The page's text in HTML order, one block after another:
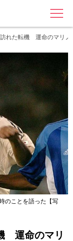
MENU
訪れた転機 運命のマリ
のことを語った【写
運命のマリ